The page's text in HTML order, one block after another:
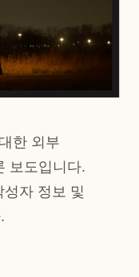
한 외부
보도입니다.
자 정보 및